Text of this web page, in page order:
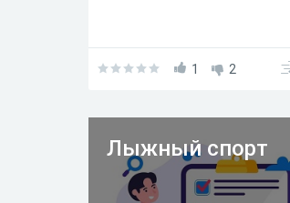
1 2
Лыжный спорт